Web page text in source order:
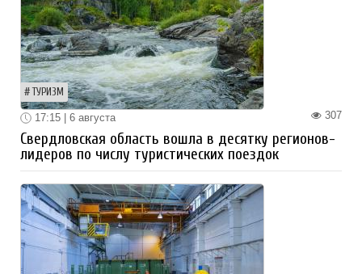
ТУРИЗМ
307
17:15 | 6 августа
Свердловская область вошла в десятку регионов-
лидеров по числу туристических поездок